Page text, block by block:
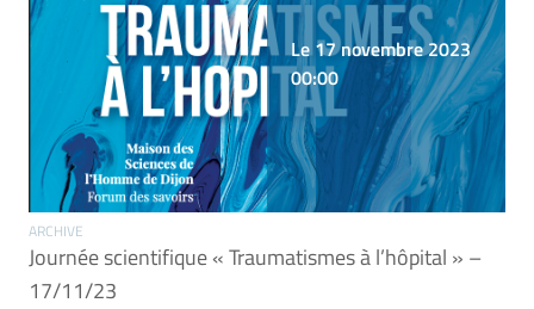
Le 17 novembre 2023
00:00
ARCHIVE
Journée scientifique « Traumatismes à l’hôpital » –
17/11/23